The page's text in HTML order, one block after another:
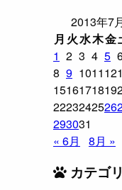
2013年7
月 火水木金
1 2 3 4 5
8 9 101112
1516171819
2223242526
293031
« 6月
8月 »
カテゴ